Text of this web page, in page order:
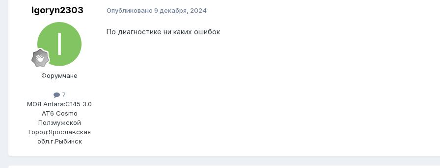
igoryn2303
Форумчане
7
МОЯ Antara:C145 3.0
AT6 Cosmo
Пол:мужской
Город:Ярославская
обл.г.Рыбинск
Опубликовано 9 декабря, 2024
По диагностике ни каких ошибок